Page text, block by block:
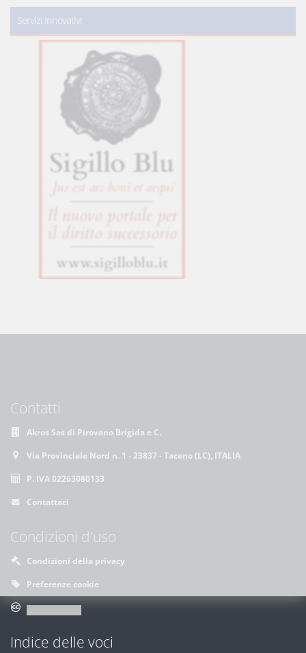
Servizi innovativi
Contatti
Akros Sas di Pirovano Brigida e C.
Via Provinciale Nord n. 1 - 23837 - Taceno (LC), ITALIA
P. IVA 02263080133
Contattaci
Condizioni d'uso
Condizioni della privacy
Preferenze cookie
Indice delle voci